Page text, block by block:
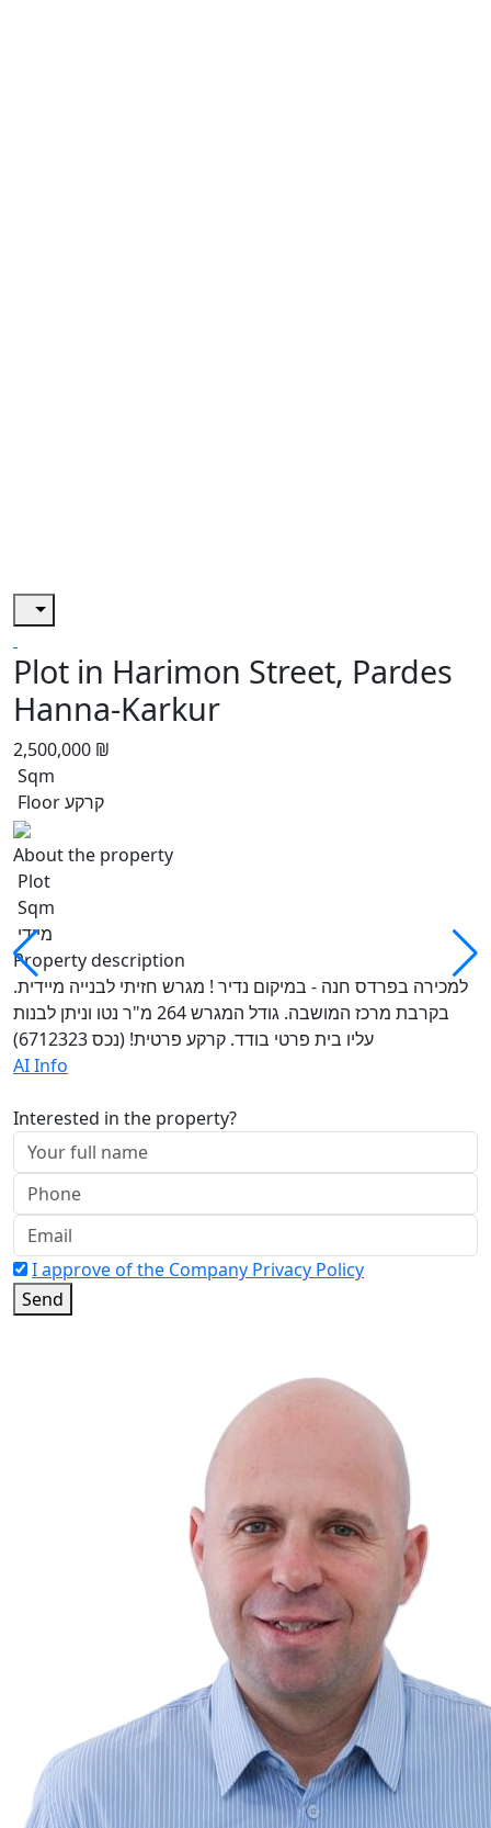
Plot in Harimon Street, Pardes
Hanna-Karkur
2,500,000 ₪
Sqm
Floor קרקע
About the property
Plot
Sqm
מיידי
Property description
למכירה בפרדס חנה - במיקום נדיר ! מגרש חזיתי לבנייה מיידית.
בקרבת מרכז המושבה. גודל המגרש 264 מ"ר נטו וניתן לבנות
עליו בית פרטי בודד. קרקע פרטית! (נכס 6712323)
AI Info
Interested in the property?
I approve of the Company Privacy Policy
Send